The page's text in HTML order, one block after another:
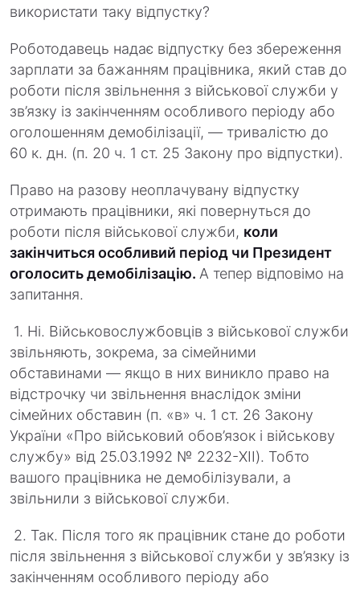
використати таку відпустку?
Роботодавець надає відпустку без збереження
зарплати за бажанням працівника, який став до
роботи після звільнення з військової служби у
зв’язку із закінченням особливого періоду або
оголошенням демобілізації, — тривалістю до
60 к. дн. (п. 20 ч. 1 ст. 25 Закону про відпустки).
Право на разову неоплачувану відпустку
отримають працівники, які повернуться до
роботи після військової служби, коли
закінчиться особливий період чи Президент
оголосить демобілізацію. А тепер відповімо на
запитання.
1. Ні. Військовослужбовців з військової служби
звільняють, зокрема, за сімейними
обставинами — якщо в них виникло право на
відстрочку чи звільнення внаслідок зміни
сімейних обставин (п. «в» ч. 1 ст. 26 Закону
України «Про військовий обов’язок і військову
службу» від 25.03.1992 № 2232-XII). Тобто
вашого працівника не демобілізували, а
звільнили з військової служби.
2. Так. Після того як працівник стане до роботи
після звільнення з військової служби у зв’язку із
закінченням особливого періоду або